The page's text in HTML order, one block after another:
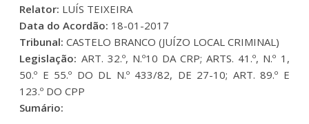
Relator: LUÍS TEIXEIRA
Data do Acordão: 18-01-2017
Tribunal: CASTELO BRANCO (JUÍZO LOCAL CRIMINAL)
Legislação: ART. 32.º, N.º10 DA CRP; ARTS. 41.º, N.º 1,
50.º E 55.º DO DL N.º 433/82, DE 27-10; ART. 89.º E
123.º DO CPP
Sumário: